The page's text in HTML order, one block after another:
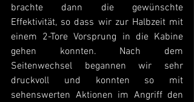
brachte dann die gewünschte
Effektivität, so dass wir zur Halbzeit mit
einem 2-Tore Vorsprung in die Kabine
gehen konnten. Nach dem
Seitenwechsel begannen wir sehr
druckvoll und konnten so mit
sehenswerten Aktionen im Angriff den